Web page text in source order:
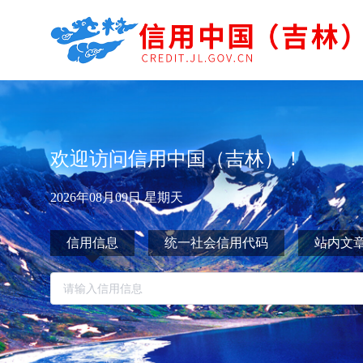
欢迎访问信用中国（吉林）！
2026年08月09日 星期天
信用信息 统一社会信用代码 站内文